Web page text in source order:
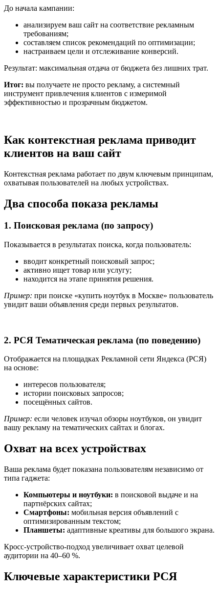
До начала кампании:
анализируем ваш сайт на соответствие рекламным
требованиям;
составляем список рекомендаций по оптимизации;
настраиваем цели и отслеживание конверсий.
Результат: максимальная отдача от бюджета без лишних трат.
Итог: вы получаете не просто рекламу, а системный
инструмент привлечения клиентов с измеримой
эффективностью и прозрачным бюджетом.
Как контекстная реклама приводит
клиентов на ваш сайт
Контекстная реклама работает по двум ключевым принципам,
охватывая пользователей на любых устройствах.
Два способа показа рекламы
1. Поисковая реклама (по запросу)
Показывается в результатах поиска, когда пользователь:
вводит конкретный поисковый запрос;
активно ищет товар или услугу;
находится на этапе принятия решения.
Пример: при поиске «купить ноутбук в Москве» пользователь
увидит ваши объявления среди первых результатов.
2. РСЯ Тематическая реклама (по поведению)
Отображается на площадках Рекламной сети Яндекса (РСЯ)
на основе:
интересов пользователя;
истории поисковых запросов;
посещённых сайтов.
Пример: если человек изучал обзоры ноутбуков, он увидит
вашу рекламу на тематических сайтах и блогах.
Охват на всех устройствах
Ваша реклама будет показана пользователям независимо от
типа гаджета:
Компьютеры и ноутбуки: в поисковой выдаче и на
партнёрских сайтах;
Смартфоны: мобильная версия объявлений с
оптимизированным текстом;
Планшеты: адаптивные креативы для большого экрана.
Кросс‑устройство‑подход увеличивает охват целевой
аудитории на 40–60 %.
Ключевые характеристики РСЯ